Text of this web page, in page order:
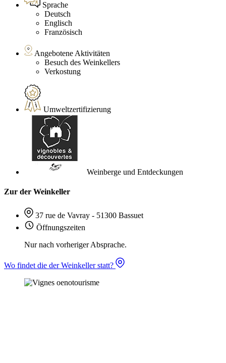
Sprache
Deutsch
Englisch
Französisch
Angebotene Aktivitäten
Besuch des Weinkellers
Verkostung
Umweltzertifizierung
Weinberge und Entdeckungen
Zur der Weinkeller
37 rue de Vavray - 51300 Bassuet
Öffnungszeiten
Nur nach vorheriger Absprache.
Wo findet die der Weinkeller statt?